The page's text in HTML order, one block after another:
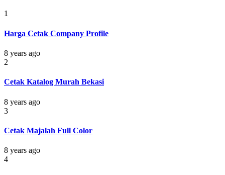
1
Harga Cetak Company Profile
8 years ago
2
Cetak Katalog Murah Bekasi
8 years ago
3
Cetak Majalah Full Color
8 years ago
4